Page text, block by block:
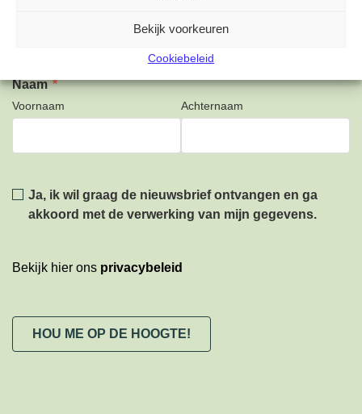
Bekijk voorkeuren
Cookiebeleid
Naam *
Voornaam Achternaam
Privacy
Ja, ik wil graag de nieuwsbrief ontvangen en ga
akkoord met de verwerking van mijn gegevens.
Bekijk hier ons privacybeleid